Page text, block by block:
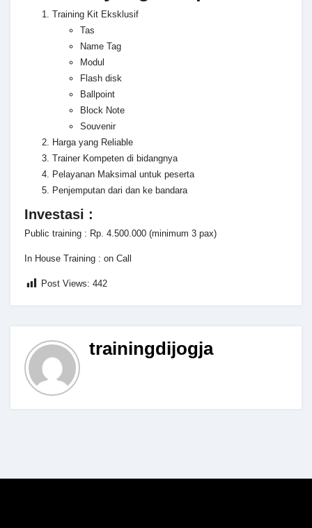
Training Kit Eksklusif
Tas
Name Tag
Modul
Flash disk
Ballpoint
Block Note
Souvenir
Harga yang Reliable
Trainer Kompeten di bidangnya
Pelayanan Maksimal untuk peserta
Penjemputan dari dan ke bandara
Investasi :
Public training : Rp. 4.500.000 (minimum 3 pax)
In House Training : on Call
Post Views: 442
trainingdijogja